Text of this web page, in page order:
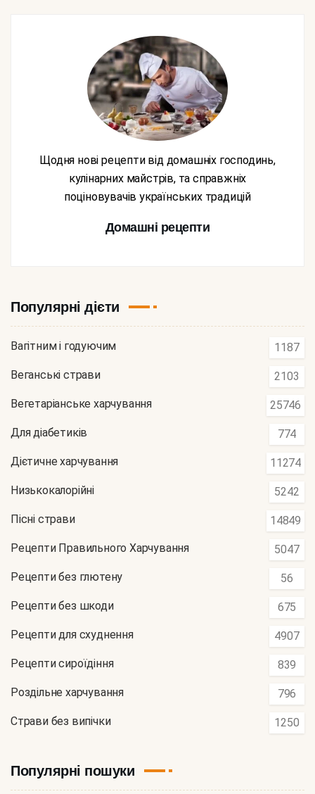
Щодня нові рецепти від домашніх господинь,
кулінарних майстрів, та справжніх
поціновувачів українських традицій
Домашні рецепти
Популярні дієти
Вагітним і годуючим 1187
Веганські страви 2103
Вегетаріанське харчування 25746
Для діабетиків 774
Дієтичне харчування 11274
Низькокалорійні 5242
Пісні страви 14849
Рецепти Правильного Харчування 5047
Рецепти без глютену 56
Рецепти без шкоди 675
Рецепти для схуднення 4907
Рецепти сироїдіння 839
Роздільне харчування 796
Страви без випічки 1250
Популярні пошуки